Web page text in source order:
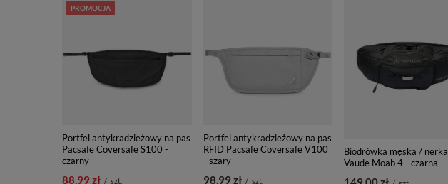
PROMOCJA
Portfel antykradzieżowy na pas
Pacsafe Coversafe S100 -
czarny
88,99 zł / szt.
Portfel antykradzieżowy na pas
RFID Pacsafe Coversafe V100
- szary
98,99 zł / szt.
Biodrówka męska / nerka
Vaude Moab 4 - czarna